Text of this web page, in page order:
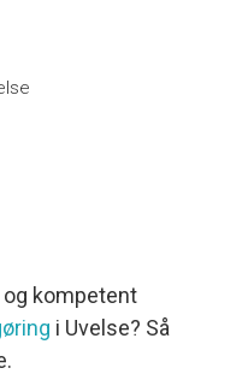
og kompetent
i Uvelse? Så